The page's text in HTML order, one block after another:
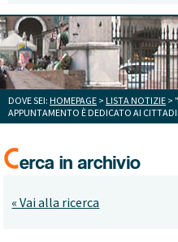
DOVE SEI: HOMEPAGE > LISTA NOTIZIE >
APPUNTAMENTO È DEDICATO AI
« Vai alla ricerca